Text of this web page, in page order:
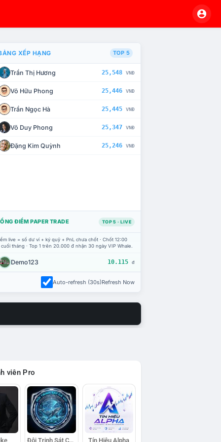
CHẾ TÀI XỬ LÝ VI PHẠM
XẾP HẠNG TOP 5
Trần Thị Hương 25,548 VNĐ
Võ Hữu Phong 25,446 VNĐ
Trần Ngọc Hà 25,445 VNĐ
Võ Duy Phong 25,347 VNĐ
Đặng Kim Quỳnh 25,246 VNĐ
ĐIỂM PAPER TRADE TOP 5 · LIVE
live = số dư ví + ký quỹ + PnL chưa chốt · Chốt 12:00
tháng · Top 1 trên 20.000 đ nhận 30 ngày VIP Whale.
Demo123 10.115 đ
Auto-refresh (30s)Refresh Now
viên Pro
Đội Trinh Sát Cá Voi Tín Hiệu Alpha